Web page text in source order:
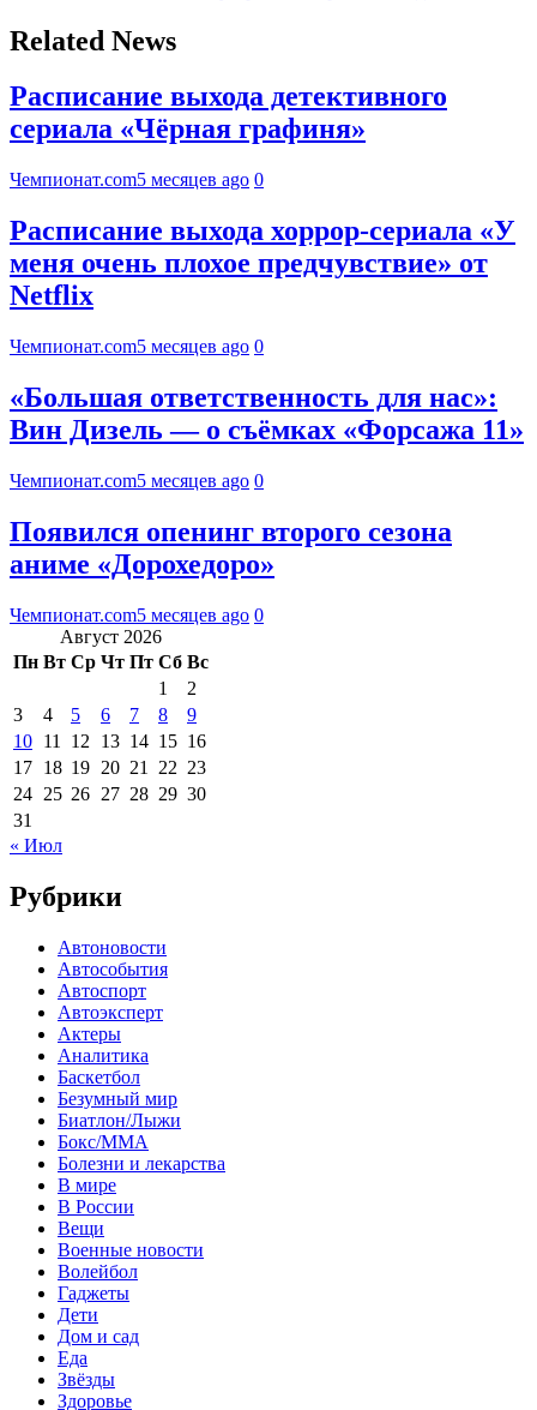
Related News
Расписание выхода детективного
сериала «Чёрная графиня»
Чемпионат.com5 месяцев ago 0
Расписание выхода хоррор-сериала «У
меня очень плохое предчувствие» от
Netflix
Чемпионат.com5 месяцев ago 0
«Большая ответственность для нас»:
Вин Дизель — о съёмках «Форсажа 11»
Чемпионат.com5 месяцев ago 0
Появился опенинг второго сезона
аниме «Дорохедоро»
Чемпионат.com5 месяцев ago 0
Август 2026
Пн Вт Ср Чт Пт Сб Вс
1
2
3
4 5 6 7 8
9
10 11 12 13 14 15 16
17 18 19 20 21 22 23
24 25 26 27 28 29 30
31
« Июл
Рубрики
Автоновости
Автособытия
Автоспорт
Автоэксперт
Актеры
Аналитика
Баскетбол
Безумный мир
Биатлон/Лыжи
Бокс/MMA
Болезни и лекарства
В мире
В России
Вещи
Военные новости
Волейбол
Гаджеты
Дети
Дом и сад
Еда
Звёзды
Здоровье